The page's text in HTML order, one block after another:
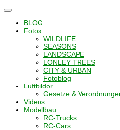
Navigation
umschalten
BLOG
Fotos
WILDLIFE
SEASONS
LANDSCAPE
LONLEY TREES
CITY & URBAN
Fotoblog
Luftbilder
Gesetze &
Videos
Modellbau
RC-Trucks
RC-Cars